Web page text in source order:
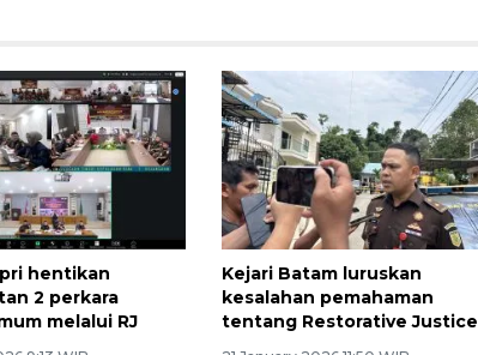
hentikan
2 perkara
melalui RJ
Kejari Batam luruskan
kesalahan pemahaman
tentang Restorative Justice